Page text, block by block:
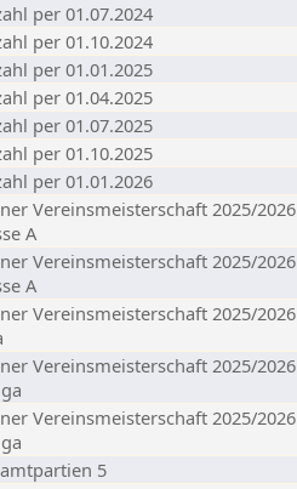
per 01.07.2024
per 01.10.2024
per 01.01.2025
per 01.04.2025
per 01.07.2025
per 01.10.2025
per 01.01.2026
Vereinsmeisterschaft 2025/
A
Vereinsmeisterschaft 2025/
A
Vereinsmeisterschaft 2025/
Vereinsmeisterschaft 2025/2026
Vereinsmeisterschaft 2025/2026
5